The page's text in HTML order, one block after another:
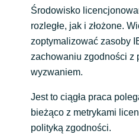
Środowisko
rozległe, jak i złożone.
zoptymalizować zasoby
zachowaniu zgodności z
wyzwaniem.
Jest to ciągła praca
bieżąco z metrykami
polityką zgodności.